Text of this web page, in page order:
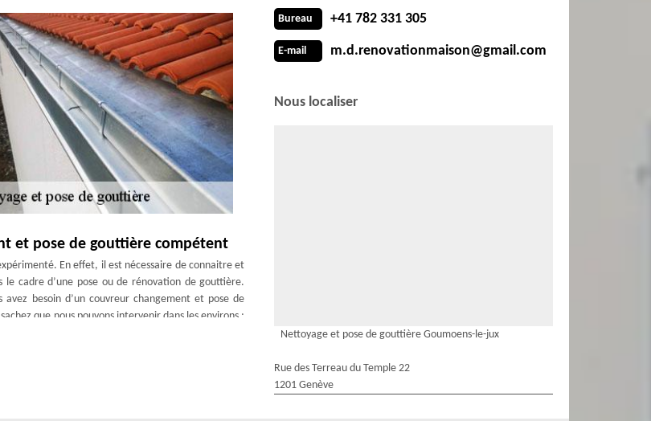
et pose de gouttière compétent
En effet, il est nécessaire de connaitre et
cadre d’une pose ou de rénovation de gouttière.
besoin d’un couvreur changement et pose de
que nous pouvons intervenir dans les environs ;
Bureau +41 782 331 305
E-mail m.d.renovationmaison@gmail.com
Nous localiser
Nettoyage et pose de gouttière Goumoens-le-jux
Rue des Terreau du Temple 22
1201 Genève